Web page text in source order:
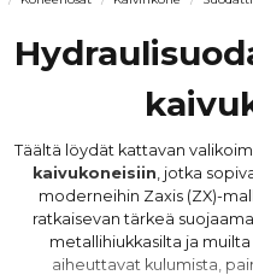
Täältä löydät kattavan
kaivukoneisiin, jotka
moderneihin Zaxis (ZX)-
ratkaisevan tärkeä
metallihiukkasilta ja
aiheuttavat kulumista,